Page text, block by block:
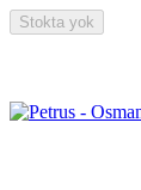
Stokta yok